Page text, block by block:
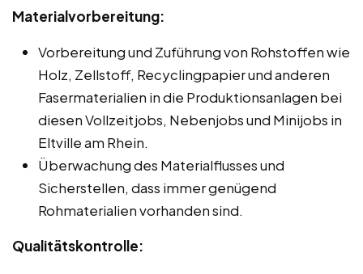
Materialvorbereitung:
Vorbereitung und Zuführung von Rohstoffen wie
Holz, Zellstoff, Recyclingpapier und anderen
Fasermaterialien in die Produktionsanlagen bei
diesen Vollzeitjobs, Nebenjobs und Minijobs in
Eltville am Rhein.
Überwachung des Materialflusses und
Sicherstellen, dass immer genügend
Rohmaterialien vorhanden sind.
Qualitätskontrolle: